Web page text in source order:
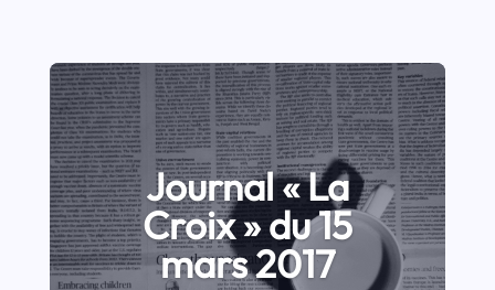
Journal « La
Croix » du 15
mars 2017